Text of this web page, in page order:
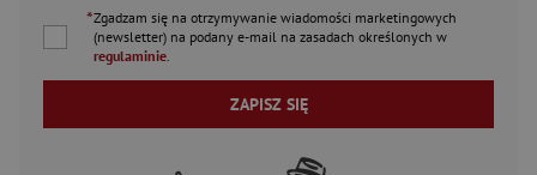
*Zgadzam się na otrzymywanie wiadomości marketingowych
(newsletter) na podany e-mail na zasadach określonych w
regulaminie.
ZAPISZ SIĘ